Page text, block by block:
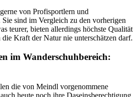
von Profisportlern und
sind im Vergleich zu den vorherigen
teurer, bieten allerdings höchste Qualität
Kraft der Natur nie unterschätzen darf.
im Wanderschuhbereich:
die von Meindl vorgenommene
heute noch ihre Daseinsberechtigung